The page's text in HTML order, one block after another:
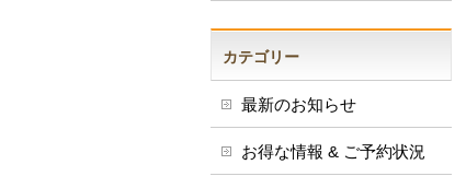
カテゴリー
最新のお知らせ
お得な情報 & ご予約状況